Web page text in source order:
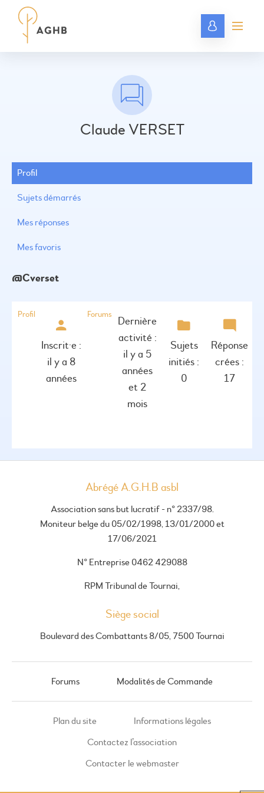
Claude VERSET
Profil
Sujets démarrés
Mes réponses
Mes favoris
@cverset
Profil
Inscrit·e :
il y a 8
années
Forums
Dernière
activité :
il y a 5
années
et 2
mois
Sujets
initiés :
0
Réponse
crées :
17
Abrégé A.G.H.B asbl
Association sans but lucratif - n° 2337/98.
Moniteur belge du 05/02/1998, 13/01/2000 et
17/06/2021
N° Entreprise 0462 429088
RPM Tribunal de Tournai,
Siège social
Boulevard des Combattants 8/05, 7500 Tournai
Forums Modalités de Commande
Plan du site
Informations légales
Contactez l’association
Contacter le webmaster